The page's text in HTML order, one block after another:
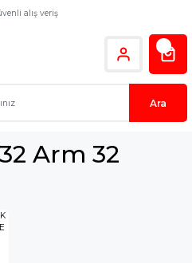
alış veriş
Ara
Arm 32